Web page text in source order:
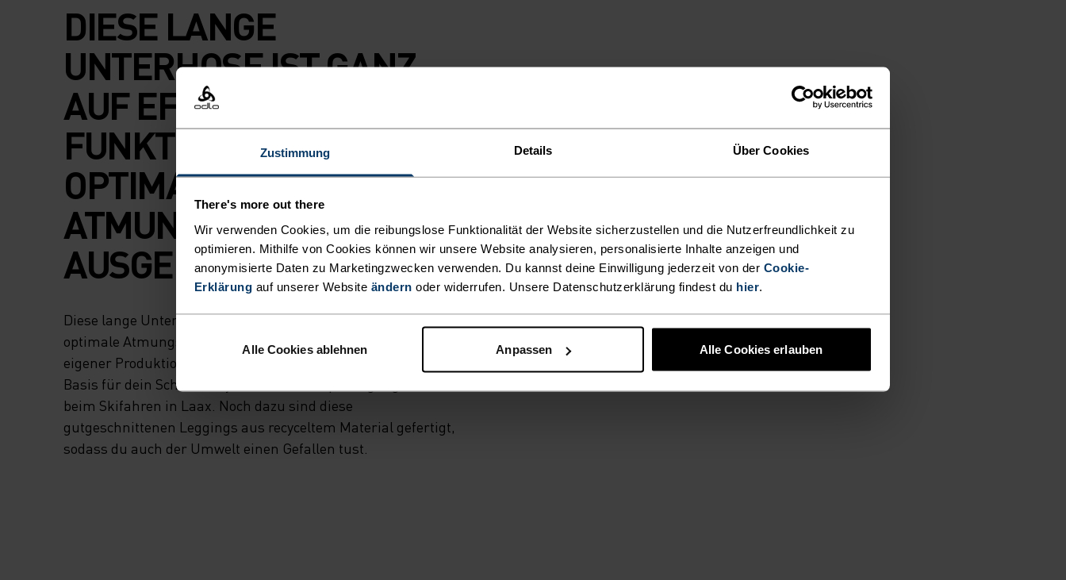
Zustimmung Details Über Cookies
There's more out there
Wir verwenden Cookies, um die reibungslose Funktionalität der Website sicherzustellen und die Nutzerfreundlichkeit zu
optimieren. Mithilfe von Cookies können wir unsere Website analysieren, personalisierte Inhalte anzeigen und
anonymisierte Daten zu Marketingzwecken verwenden. Du kannst deine Einwilligung jederzeit von der Cookie-
Erklärung auf unserer Website ändern oder widerrufen. Unsere Datenschutzerklärung findest du hier.
Alle Cookies ablehnen Anpassen Alle Cookies erlauben
DIESE LANGE
UNTERHOSE IST GANZ
AUF EFFEKTIVE
FUNKTION UND
OPTIMALE
ATMUNGSAKTIVITÄT
AUSGERICHTET
Diese lange Unterhose ist ganz auf effektive Funktion und
optimale Atmungsaktivität ausgerichtet, und wird in Odlos
eigener Produktionsstätte in Europa hergestellt. Die ideale
Basis für dein Schichtensystem für Waldspaziergänge oder
beim Skifahren in Laax. Noch dazu sind diese
gutgeschnittenen Leggings aus recyceltem Material gefertigt,
sodass du auch der Umwelt einen Gefallen tust.